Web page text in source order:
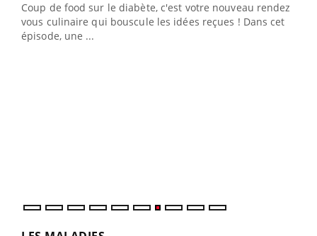
Coup de food sur le diabète, c'est votre nouveau rendez-
vous culinaire qui bouscule les idées reçues ! Dans cet
épisode, une ...